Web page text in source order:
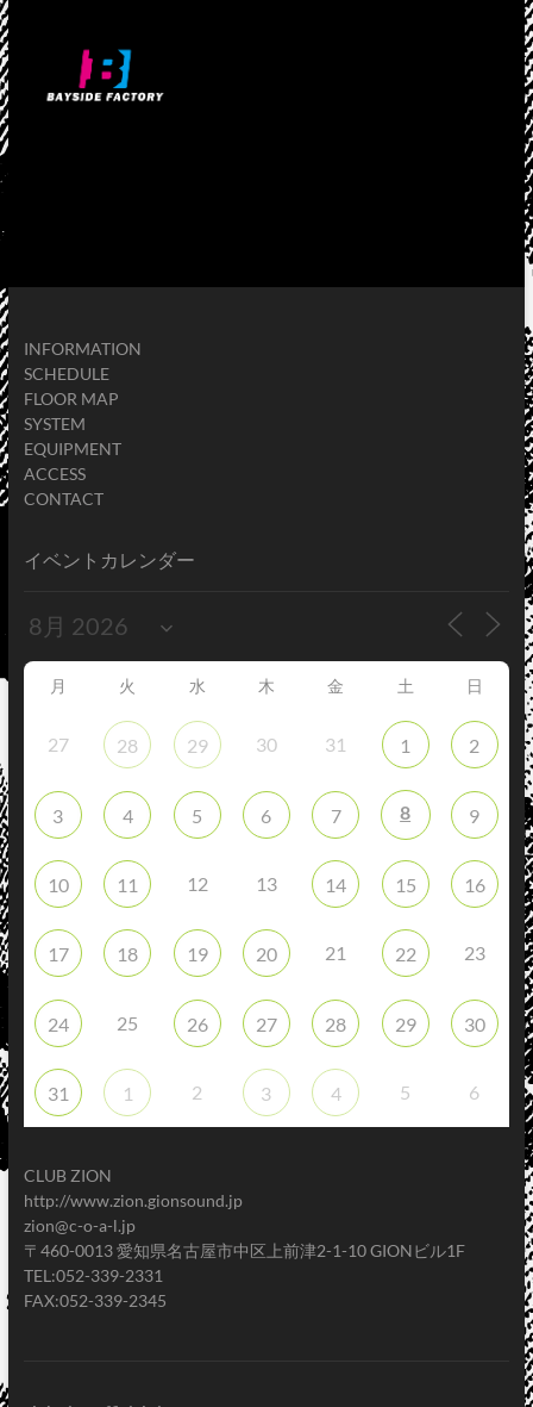
INFORMATION
SCHEDULE
FLOOR MAP
SYSTEM
EQUIPMENT
ACCESS
CONTACT
イベントカレンダー
月 火 水 木 金 土 日
27 28 29 30 31 1 2
3 4 5 6 7 8 9
10 11 12 13 14 15 16
17 18 19 20 21 22 23
24 25 26 27 28 29 30
31 1 2 3 4 5 6
CLUB ZION
http://www.zion.gionsound.jp
zion@c-o-a-l.jp
〒460-0013 愛知県名古屋市中区上前津2-1-10 GIONビル1F
TEL:052-339-2331
FAX:052-339-2345